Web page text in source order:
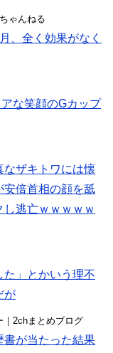
ゃんねる
、全く効果がなく
な笑顔のGカップ
なザキトワには懐
倍首相の顔を舐
逃亡ｗｗｗｗｗ
た」とかいう理不
が
｜2chまとめブログ
書が当たった結果